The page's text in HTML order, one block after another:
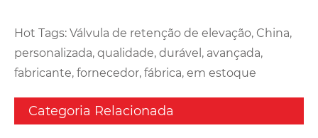
Hot Tags: Válvula de retenção de elevação, China,
personalizada, qualidade, durável, avançada,
fabricante, fornecedor, fábrica, em estoque
Categoria Relacionada